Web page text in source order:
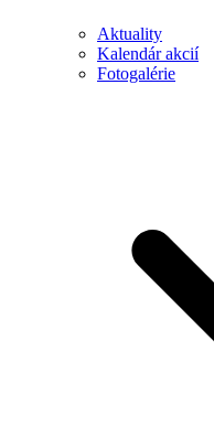
Aktuality
Kalendár akcií
Fotogalérie